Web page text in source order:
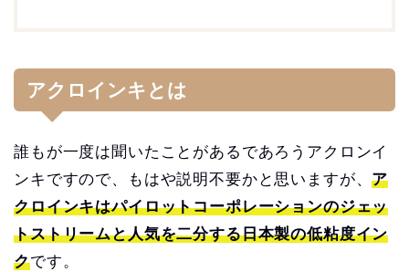
アクロインキとは
誰もが一度は聞いたことがあるであろうアクロンイ
ンキですので、もはや説明不要かと思いますが、ア
クロインキはパイロットコーポレーションのジェッ
トストリームと人気を二分する日本製の低粘度イン
クです。